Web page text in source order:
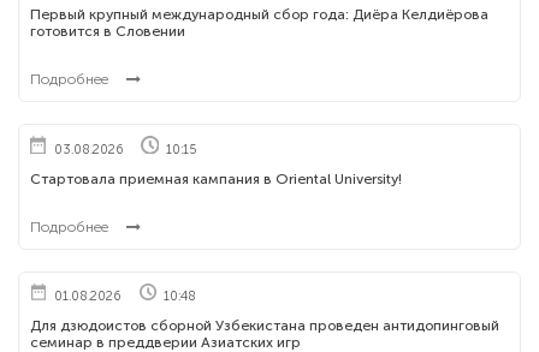
Первый крупный международный сбор года: Диёра Келдиёрова
готовится в Словении
Подробнее
03.08.2026 10:15
Стартовала приемная кампания в Oriental University!
Подробнее
01.08.2026 10:48
Для дзюдоистов сборной Узбекистана проведен антидопинговый
семинар в преддверии Азиатских игр